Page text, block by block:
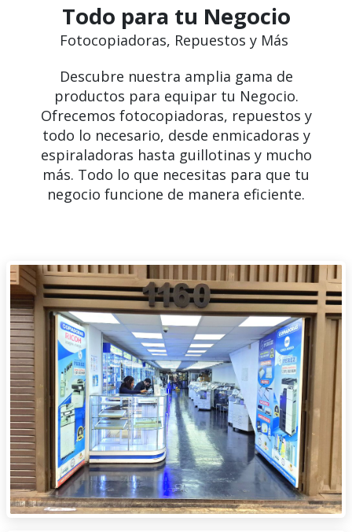
Todo para tu Negocio
Fotocopiadoras, Repuestos y Más
Descubre nuestra amplia gama de
productos para equipar tu Negocio.
Ofrecemos fotocopiadoras, repuestos y
todo lo necesario, desde enmicadoras y
espiraladoras hasta guillotinas y mucho
más. Todo lo que necesitas para que tu
negocio funcione de manera eficiente.